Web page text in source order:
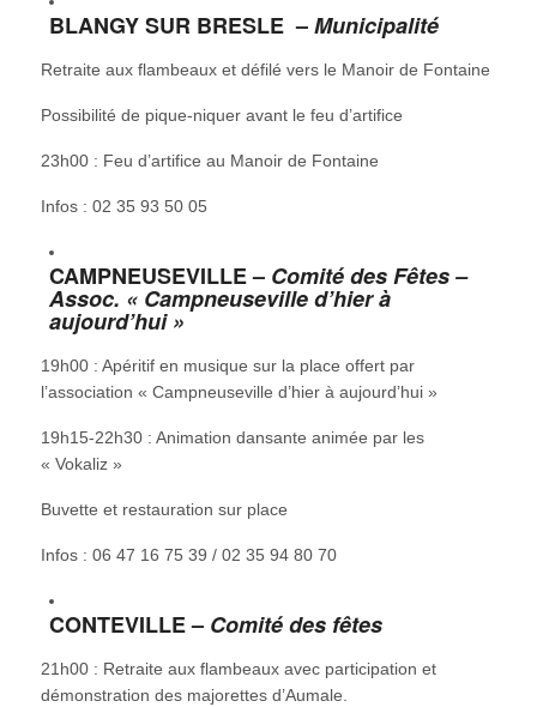
BLANGY SUR BRESLE –Municipalité
Retraite aux flambeaux et défilé vers le Manoir de Fontaine
Possibilité de pique-niquer avant le feu d’artifice
23h00 : Feu d’artifice au Manoir de Fontaine
Infos : 02 35 93 50 05
CAMPNEUSEVILLE – Comité des Fêtes –
Assoc. « Campneuseville d’hier à
aujourd’hui »
19h00 : Apéritif en musique sur la place offert par
l’association « Campneuseville d’hier à aujourd’hui »
19h15-22h30 : Animation dansante animée par les
« Vokaliz »
Buvette et restauration sur place
Infos : 06 47 16 75 39 / 02 35 94 80 70
CONTEVILLE – Comité des fêtes
21h00 : Retraite aux flambeaux avec participation et
démonstration des majorettes d’Aumale.